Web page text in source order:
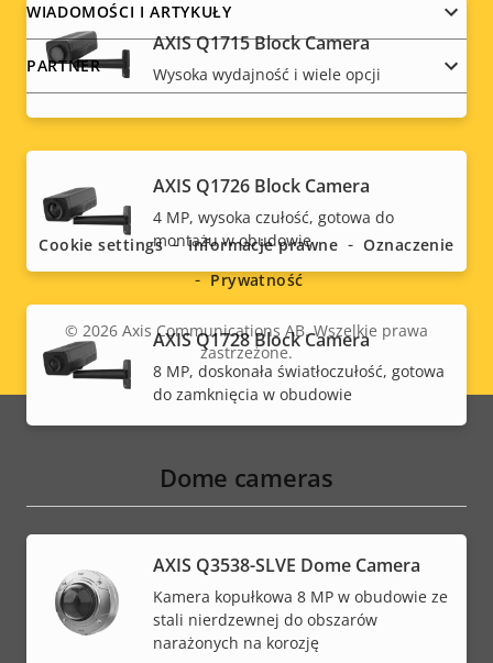
AXIS Q1715 Block Camera
Wysoka wydajność i wiele opcji
AXIS Q1726 Block Camera
4 MP, wysoka czułość, gotowa do
montażu w obudowie
AXIS Q1728 Block Camera
8 MP, doskonała światłoczułość, gotowa
do zamknięcia w obudowie
Dome cameras
AXIS Q3538-SLVE Dome Camera
Kamera kopułkowa 8 MP w obudowie ze
stali nierdzewnej do obszarów
narażonych na korozję
WIADOMOŚCI I ARTYKUŁY
PARTNER
Social
menu
Legal
menu
© 2026 Axis Communications AB. Wszelkie prawa
zastrzeżone.
Cookie settings Informacje prawne
Oznaczenie
Prywatność